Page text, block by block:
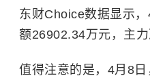
东财Choice数据显示，
额26902.34万元，主
值得注意的是，4月8